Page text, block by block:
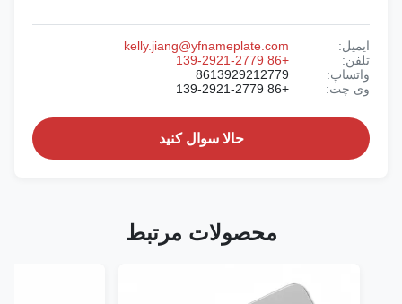
ایمیل:
kelly.jiang@yfnameplate.com
واتساپ:
8613929212779
وی چت:
حالا سوال کنيد
محصولات مرتبط